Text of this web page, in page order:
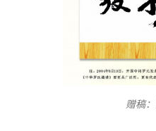
赠稿：